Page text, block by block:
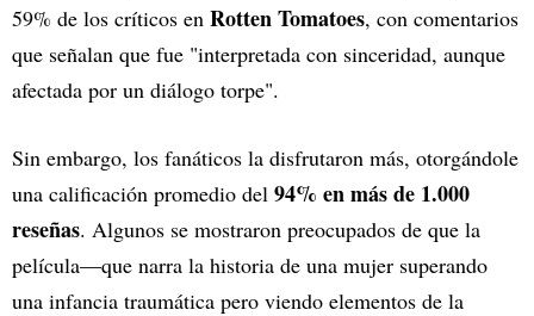
59% de los críticos en Rotten Tomatoes, con comentarios
que señalan que fue "interpretada con sinceridad, aunque
afectada por un diálogo torpe".
Sin embargo, los fanáticos la disfrutaron más, otorgándole
una calificación promedio del 94% en más de 1.000
reseñas. Algunos se mostraron preocupados de que la
película—que narra la historia de una mujer superando
una infancia traumática pero viendo elementos de la